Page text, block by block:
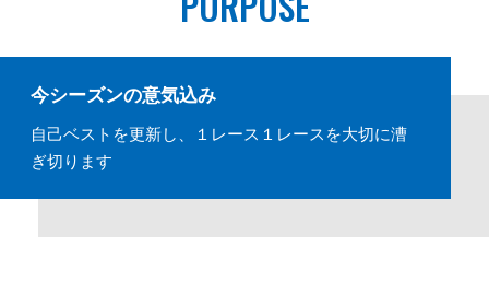
今シーズンの意気込み
自己ベストを更新し、１レース１レースを大切に漕
ぎ切ります